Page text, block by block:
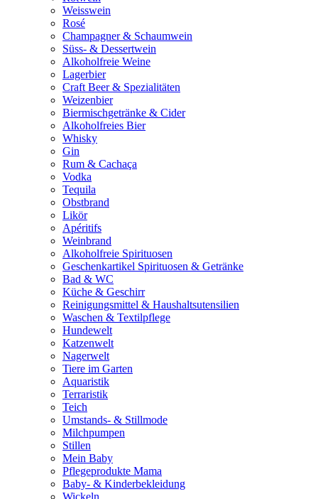
Weisswein
Rosé
Champagner & Schaumwein
Süss- & Dessertwein
Alkoholfreie Weine
Lagerbier
Craft Beer & Spezialitäten
Weizenbier
Biermischgetränke & Cider
Alkoholfreies Bier
Whisky
Gin
Rum & Cachaça
Vodka
Tequila
Obstbrand
Likör
Apéritifs
Weinbrand
Alkoholfreie Spirituosen
Geschenkartikel Spirituosen & Getränke
Bad & WC
Küche & Geschirr
Reinigungsmittel & Haushaltsutensilien
Waschen & Textilpflege
Hundewelt
Katzenwelt
Nagerwelt
Tiere im Garten
Aquaristik
Terraristik
Teich
Umstands- & Stillmode
Milchpumpen
Stillen
Mein Baby
Pflegeprodukte Mama
Baby- & Kinderbekleidung
Wickeln